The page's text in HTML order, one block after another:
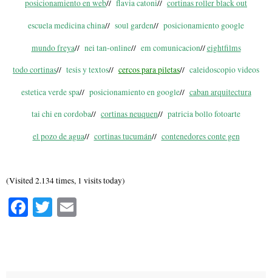
posicionamiento en web// flavia catoni// cortinas roller black out
escuela medicina china// soul garden// posicionamiento google
mundo freya// nei tan-online// em comunicacion//eightfilms
todo cortinas// tesis y textos// cercos para piletas// caleidoscopio videos
estetica verde spa// posicionamiento en google// caban arquitectura
tai chi en cordoba// cortinas neuquen// patricia bollo fotoarte
el pozo de agua// cortinas tucumán// contenedores conte gen
(Visited 2.134 times, 1 visits today)
Fa T